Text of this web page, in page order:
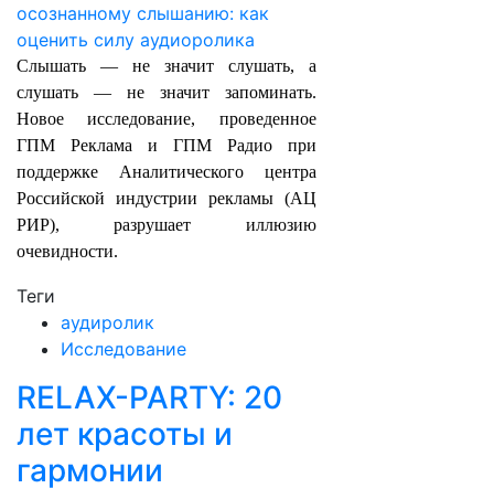
Слышать — не значит слушать, а
слушать — не значит запоминать.
Новое исследование, проведенное
ГПМ Реклама и ГПМ Радио при
поддержке Аналитического центра
Российской индустрии рекламы (АЦ
РИР), разрушает иллюзию
очевидности.
Теги
аудиролик
Исследование
RELAX-PARTY: 20
лет красоты и
гармонии